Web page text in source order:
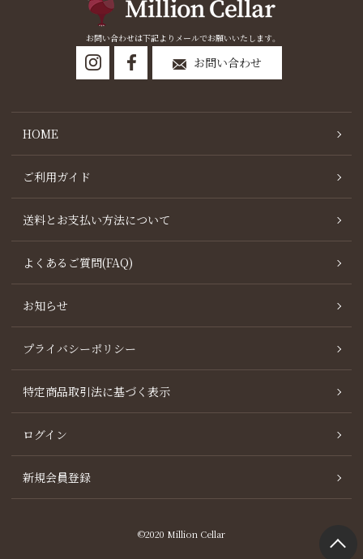
お問い合わせは下記よりメールでお願いいたします。
お問い合わせ
HOME
ご利用ガイド
送料とお支払い方法について
よくあるご質問(FAQ)
お知らせ
プライバシーポリシー
特定商品取引法に基づく表示
ログイン
新規会員登録
©2020 Million Cellar